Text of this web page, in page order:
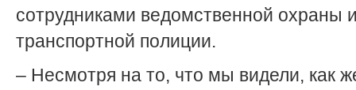
сотрудниками ведомственной охраны
транспортной полиции.
– Несмотря на то, что мы видели, как